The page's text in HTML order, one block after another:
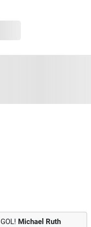
GOL! Michael Ruth